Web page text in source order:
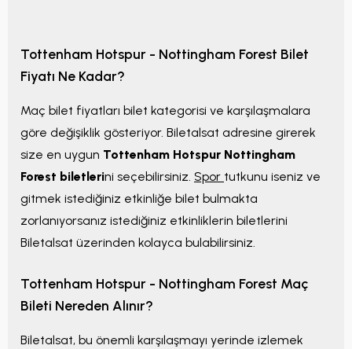
Tottenham Hotspur - Nottingham Forest Bilet
Fiyatı Ne Kadar?
Maç bilet fiyatları bilet kategorisi ve karşılaşmalara
göre değişiklik gösteriyor. Biletalsat adresine girerek
size en uygun Tottenham Hotspur Nottingham
Forest biletlerini seçebilirsiniz. Spor tutkunu iseniz ve
gitmek istediğiniz etkinliğe bilet bulmakta
zorlanıyorsanız istediğiniz etkinliklerin biletlerini
Biletalsat üzerinden kolayca bulabilirsiniz.
Tottenham Hotspur - Nottingham Forest Maç
Bileti Nereden Alınır?
Biletalsat, bu önemli karşılaşmayı yerinde izlemek